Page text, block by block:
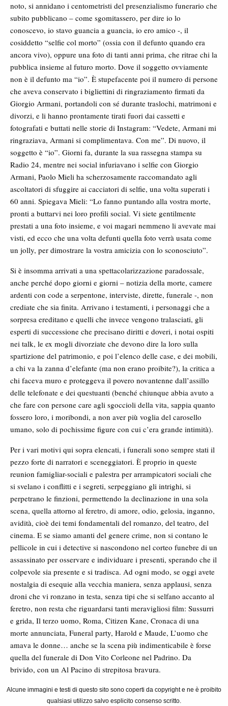
noto, si annidano i centometristi del presenzialismo funerario che
subito pubblicano – come sgomitassero, per dire io lo
conoscevo, io stavo guancia a guancia, io ero amico -, il
cosiddetto “selfie col morto” (ossia con il defunto quando era
ancora vivo), oppure una foto di tanti anni prima, che ritrae chi la
pubblica insieme al futuro morto. Dove il soggetto ovviamente
non è il defunto ma “io”. È stupefacente poi il numero di persone
che aveva conservato i bigliettini di ringraziamento firmati da
Giorgio Armani, portandoli con sé durante traslochi, matrimoni e
divorzi, e li hanno prontamente tirati fuori dai cassetti e
fotografati e buttati nelle storie di Instagram: “Vedete, Armani mi
ringraziava, Armani si complimentava. Con me”. Di nuovo, il
soggetto è “io”. Giorni fa, durante la sua rassegna stampa su
Radio 24, mentre nei social infuriavano i selfie con Giorgio
Armani, Paolo Mieli ha scherzosamente raccomandato agli
ascoltatori di sfuggire ai cacciatori di selfie, una volta superati i
60 anni. Spiegava Mieli: “Lo fanno puntando alla vostra morte,
pronti a buttarvi nei loro profili social. Vi siete gentilmente
prestati a una foto insieme, e voi magari nemmeno li avevate mai
visti, ed ecco che una volta defunti quella foto verrà usata come
un jolly, per dimostrare la vostra amicizia con lo sconosciuto”.
Si è insomma arrivati a una spettacolarizzazione paradossale,
anche perché dopo giorni e giorni – notizia della morte, camere
ardenti con code a serpentone, interviste, dirette, funerale -, non
crediate che sia finita. Arrivano i testamenti, i personaggi che a
sorpresa ereditano e quelli che invece vengono tralasciati, gli
esperti di successione che precisano diritti e doveri, i notai ospiti
nei talk, le ex mogli divorziate che devono dire la loro sulla
spartizione del patrimonio, e poi l’elenco delle case, e dei mobili,
a chi va la zanna d’elefante (ma non erano proibite?), la critica a
chi faceva muro e proteggeva il povero novantenne dall’assillo
delle telefonate e dei questuanti (benché chiunque abbia avuto a
che fare con persone care agli sgoccioli della vita, sappia quanto
fossero loro, i moribondi, a non aver più voglia del carosello
umano, solo di pochissime figure con cui c’era grande intimità).
Per i vari motivi qui sopra elencati, i funerali sono sempre stati il
pezzo forte di narratori e sceneggiatori. È proprio in queste
reunion famigliar-sociali e palestra per arrampicatori sociali che
si svelano i conflitti e i segreti, serpeggiano gli intrighi, si
perpetrano le finzioni, permettendo la declinazione in una sola
scena, quella attorno al feretro, di amore, odio, gelosia, inganno,
avidità, cioè dei temi fondamentali del romanzo, del teatro, del
cinema. E se siamo amanti del genere crime, non si contano le
pellicole in cui i detective si nascondono nel corteo funebre di un
assassinato per osservare e individuare i presenti, sperando che il
colpevole sia presente e si tradisca. Ad ogni modo, se oggi avete
nostalgia di esequie alla vecchia maniera, senza applausi, senza
droni che vi ronzano in testa, senza tipi che si selfano accanto al
feretro, non resta che riguardarsi tanti meravigliosi film: Sussurri
e grida, Il terzo uomo, Roma, Citizen Kane, Cronaca di una
morte annunciata, Funeral party, Harold e Maude, L’uomo che
amava le donne… anche se la scena più indimenticabile è forse
quella del funerale di Don Vito Corleone nel Padrino. Da
brivido, con un Al Pacino di strepitosa bravura.
Alcune immagini e testi di questo sito sono coperti da copyright e ne è proibito
qualsiasi utilizzo salvo esplicito consenso scritto.